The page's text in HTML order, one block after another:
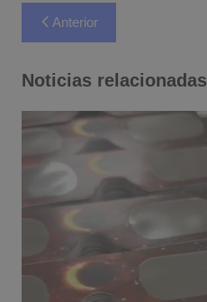
Navegación
de
entradas
Anterior
Noticias relacionadas